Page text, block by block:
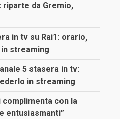
riparte da Gremio,
in tv su Rai1: orario,
streaming
5 stasera in tv:
in streaming
complimenta con la
entusiasmanti”